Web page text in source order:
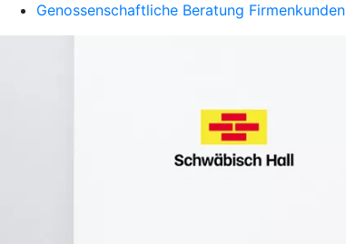
Genossenschaftliche Beratung Firmenkunden